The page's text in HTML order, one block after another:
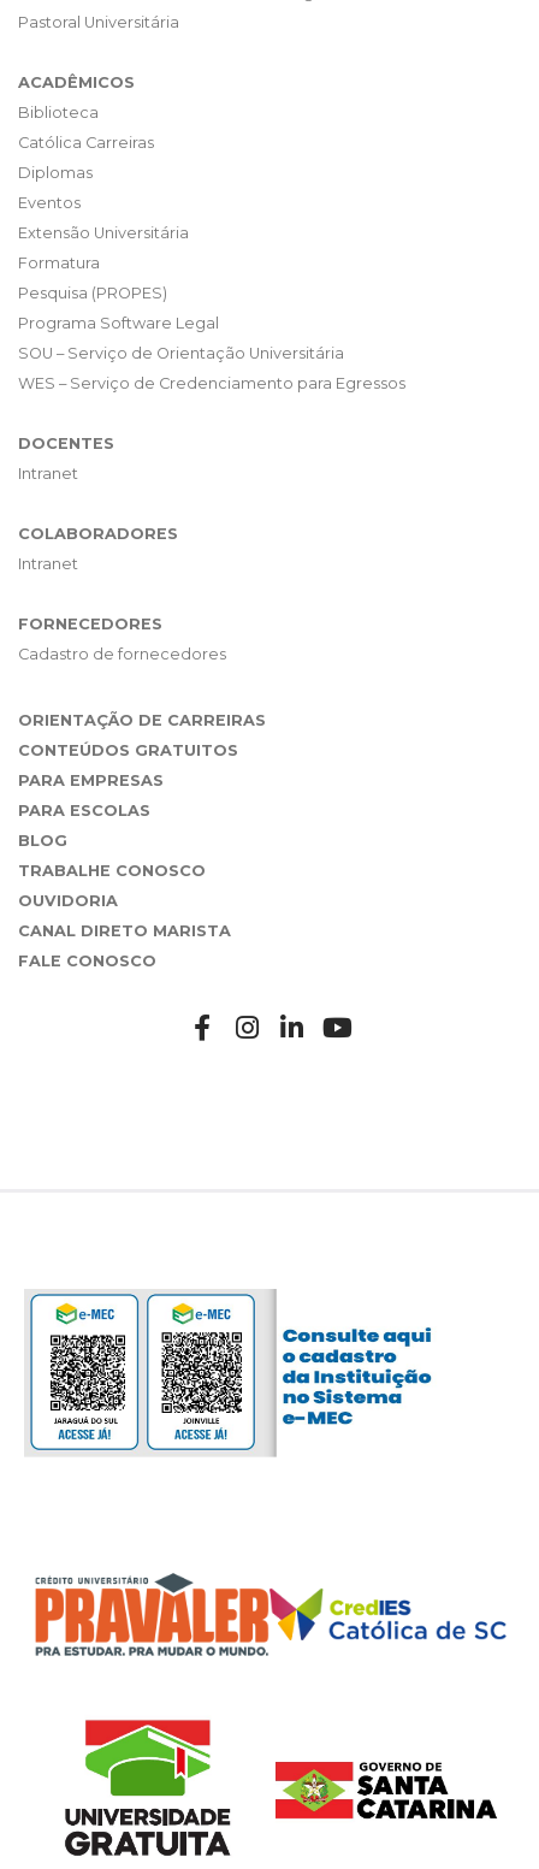
Pastoral Universitária
ACADÊMICOS
Biblioteca
Católica Carreiras
Diplomas
Eventos
Extensão Universitária
Formatura
Pesquisa (PROPES)
Programa Software Legal
SOU – Serviço de Orientação Universitária
WES – Serviço de Credenciamento para Egressos
DOCENTES
Intranet
COLABORADORES
Intranet
FORNECEDORES
Cadastro de fornecedores
ORIENTAÇÃO DE CARREIRAS
CONTEÚDOS GRATUITOS
PARA EMPRESAS
PARA ESCOLAS
BLOG
TRABALHE CONOSCO
OUVIDORIA
CANAL DIRETO MARISTA
FALE CONOSCO